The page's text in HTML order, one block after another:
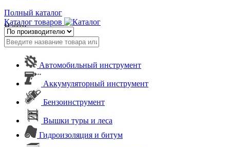
Полный каталог
Каталог товаров
Найти
Автомобильный инструмент
Аккумуляторный инструмент
Бензоинструмент
Вышки туры и леса
Гидроизоляция и битум